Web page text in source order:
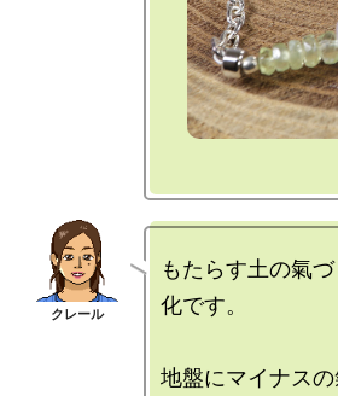
もたらす土の氣
化です。
地盤にマイナス